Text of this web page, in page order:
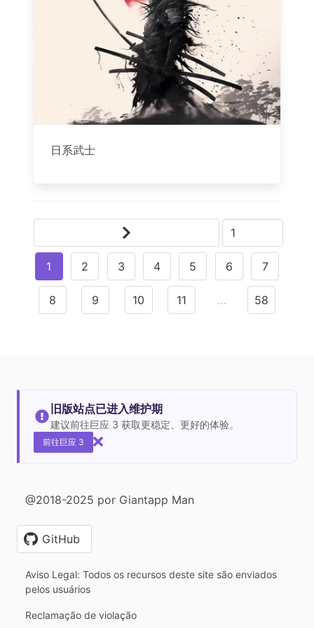
日系武士
1 2 3 4 5 6 7
8 9 10 11 … 58
旧版站点已进入维护期
建议前往巨应 3 获取更稳定、更好的体验。
前往巨应 3
@2018-2025 por Giantapp Man
GitHub
Aviso Legal: Todos os recursos deste site são enviados
pelos usuários
Reclamação de violação